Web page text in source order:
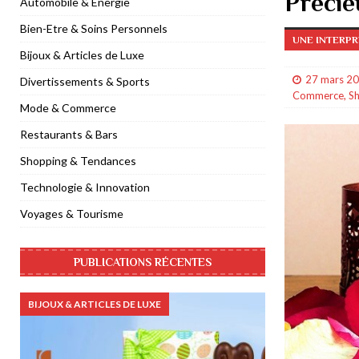
[ 14 avril 2022 ] Séjours d’exception à Al Hamra Residence
[ 12 février 2022 ] Legoland Dubai présente Voyage à Mythica
[ 10 décembre 2021 ] Région Normandie visite l’Expo 2020
[ 19 octobre 2021 ]
UNE
27 mars
Commerce,
Bien-Etre & Soins Personnels
Bijoux & Articles de Luxe
Divertissements & Sports
Mode & Commerce
Restaurants & Bars
Shopping & Tendances
Technologie & Innovation
Voyages & Tourisme
PUBLICATIONS RÉCENTES
BIJOUX & ARTICLES DE LUXE